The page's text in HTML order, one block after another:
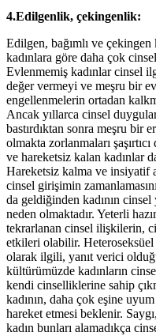
4.Edilgenlik, çekingenlik:
Edilgen, bağımlı ve çekingen
kadınlara göre daha çok
Evlenmemiş kadınlar cinsel
değer vermeyi ve meşru bir
engellenmelerin ortadan
Ancak yıllarca cinsel
bastırdıktan sonra meşru bir
olmakta zorlanmaları
ve hareketsiz kalan kadınlar
Hareketsiz kalma ve
cinsel girişimin
da geldiğinden kadının cinsel
neden olmaktadır. Yeterli
tekrarlanan cinsel ilişkilerin,
etkileri olabilir.
olarak ilgili, yanıt verici
kültürümüzde kadınların
kendi cinselliklerine sahip
kadının, daha çok eşine
hareket etmesi beklenir.
kadın bunları alamadıkça